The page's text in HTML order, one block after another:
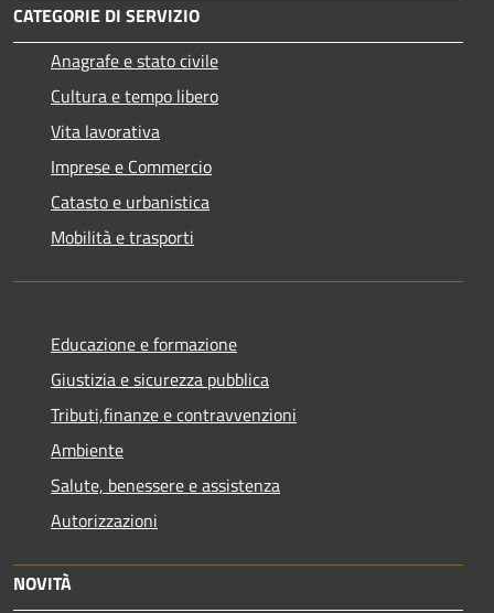
CATEGORIE DI SERVIZIO
Anagrafe e stato civile
Cultura e tempo libero
Vita lavorativa
Imprese e Commercio
Catasto e urbanistica
Mobilità e trasporti
Educazione e formazione
Giustizia e sicurezza pubblica
Tributi,finanze e contravvenzioni
Ambiente
Salute, benessere e assistenza
Autorizzazioni
NOVITÀ